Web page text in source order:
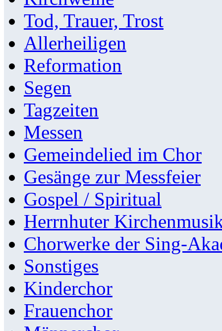
Tod, Trauer, Trost
Allerheiligen
Reformation
Segen
Tagzeiten
Messen
Gemeindelied im Chor
Gesänge zur Messfeier
Gospel / Spiritual
Herrnhuter
Chorwerke der Sing-
Sonstiges
Kinderchor
Frauenchor